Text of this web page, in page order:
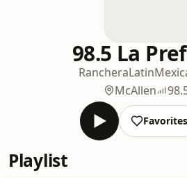
98.5 La
RancheraLatin
McAllen
Favorites
Playlist